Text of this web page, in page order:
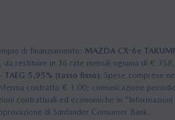
di finanziamento: MAZDA CX-6e TAKUMI
restituire in 36 rate mensili ognuna di €
TAEG 5,95% (tasso fisso). Spese comprese
contratto € 1.00; comunicazione
contrattuali ed economiche in
di Santander Consumer Bank.